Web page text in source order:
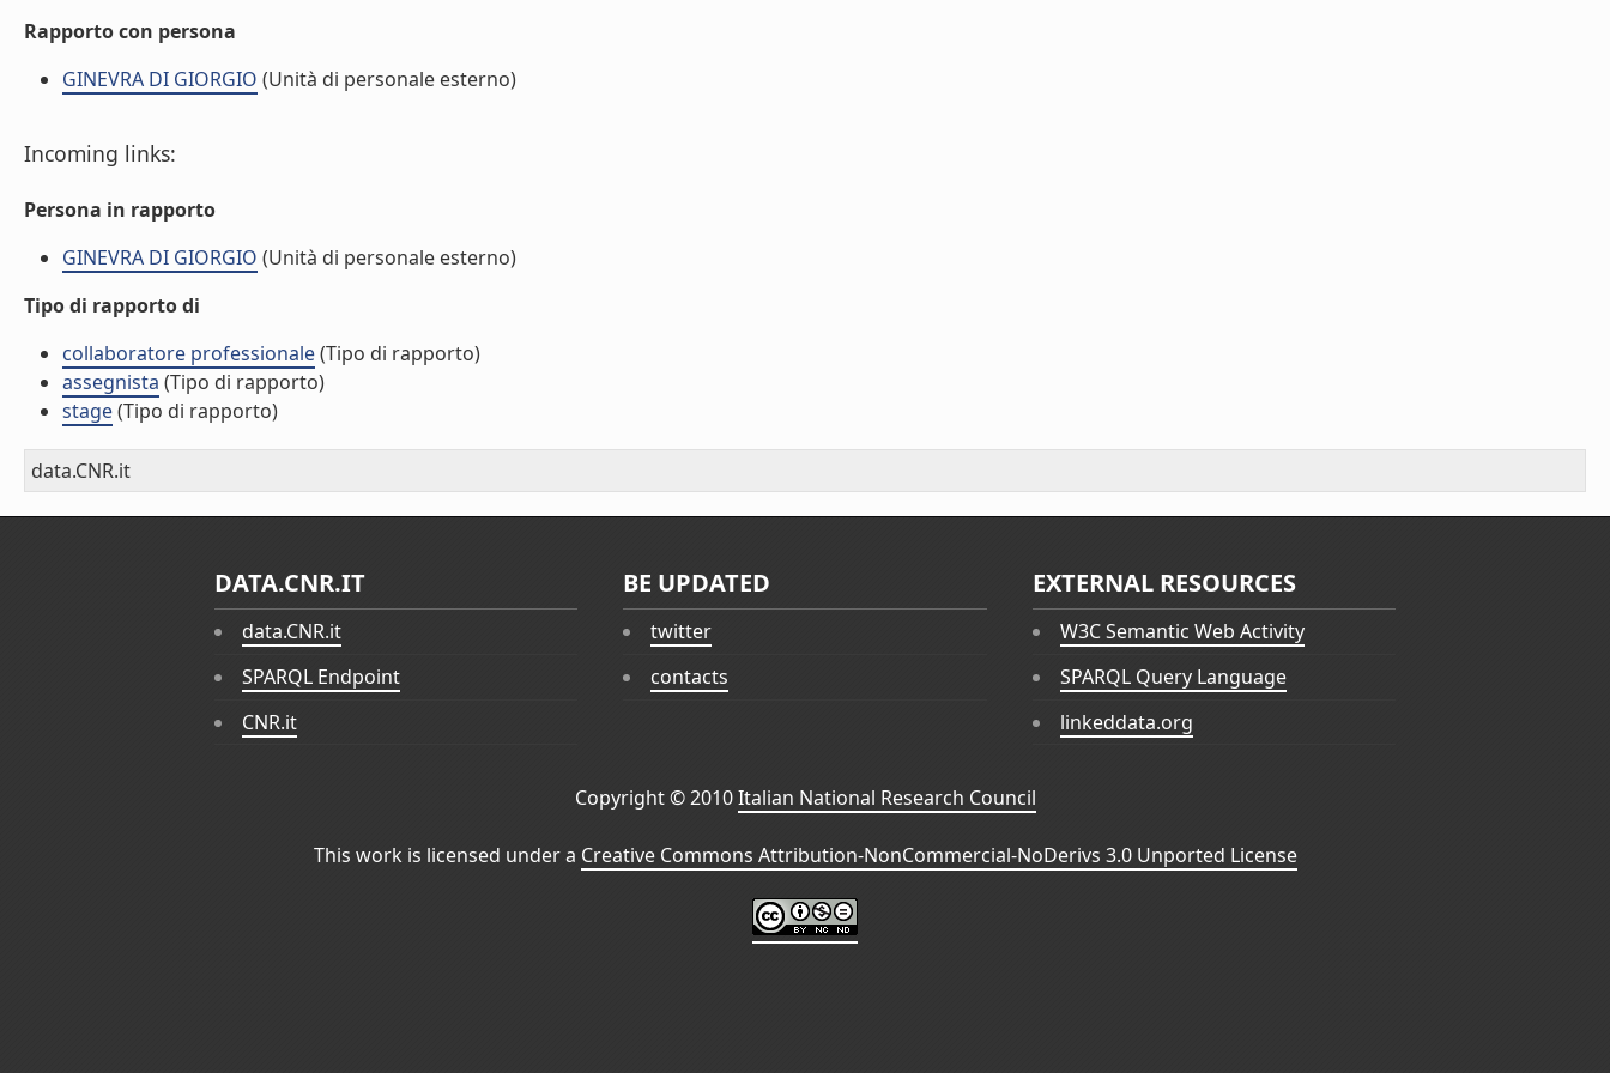
Rapporto con persona
GINEVRA DI GIORGIO (Unità di personale esterno)
Incoming links:
Persona in rapporto
GINEVRA DI GIORGIO (Unità di personale esterno)
Tipo di rapporto di
collaboratore professionale(Tipo di rapporto)
assegnista (Tipo di rapporto)
stage(Tipo di rapporto)
data.CNR.it
DATA.CNR.IT
data.CNR.it
SPARQL Endpoint
CNR.it
BE UPDATED
twitter
contacts
EXTERNAL RESOURCES
W3C Semantic Web Activity
SPARQL Query Language
linkeddata.org
Copyright © 2010Italian National Research Council
This work is licensed under a Creative Commons Attribution-NonCommercial-NoDerivs 3.0 Unported License